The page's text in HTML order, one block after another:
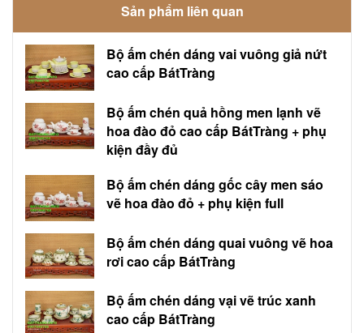
Sản phẩm liên quan
Bộ ấm chén dáng vai vuông giả nứt
cao cấp BátTràng
Bộ ấm chén quả hồng men lạnh vẽ
hoa đào đỏ cao cấp BátTràng + phụ
kiện đầy đủ
Bộ ấm chén dáng gốc cây men sáo
vẽ hoa đào đỏ + phụ kiện full
Bộ ấm chén dáng quai vuông vẽ hoa
rơi cao cấp BátTràng
Bộ ấm chén dáng vại vẽ trúc xanh
cao cấp BátTràng